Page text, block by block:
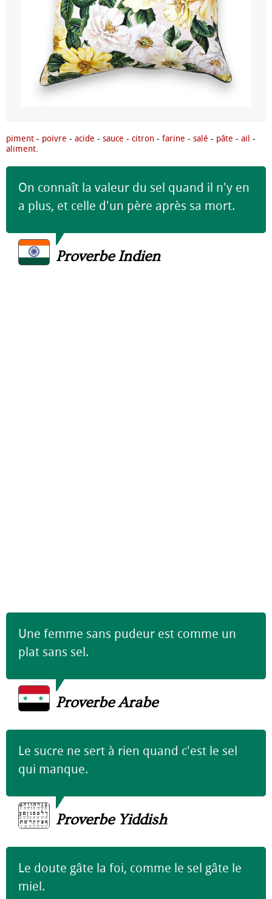
piment - poivre - acide - sauce - citron - farine - salé - pâte - ail -
aliment.
On connaît la valeur du sel quand il n'y en
a plus, et celle d'un père après sa mort.
Proverbe Indien
Une femme sans pudeur est comme un
plat sans sel.
Proverbe Arabe
Le sucre ne sert à rien quand c'est le sel
qui manque.
Proverbe Yiddish
Le doute gâte la foi, comme le sel gâte le
miel.